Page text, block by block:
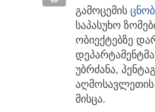
გამოცემის
საპასუხო
ობიექტებზე
უბრძანა,
მისცა.